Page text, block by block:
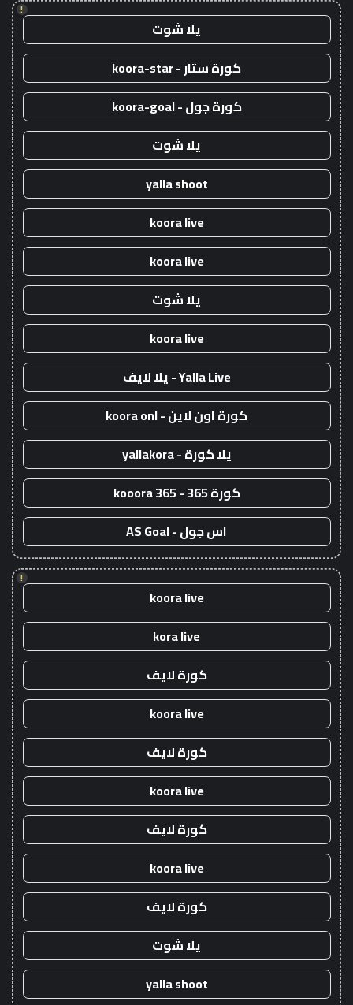
!
يلا شوت
كورة ستار - koora-star
كورة جول - koora-goal
يلا شوت
yalla shoot
koora live
koora live
يلا شوت
koora live
Yalla Live - يلا لايف
كورة اون لاين - koora onl
يلا كورة - yallakora
كورة 365 - kooora 365
اس جول - AS Goal
!
koora live
kora live
كورة لايف
koora live
كورة لايف
koora live
كورة لايف
koora live
كورة لايف
يلا شوت
yalla shoot